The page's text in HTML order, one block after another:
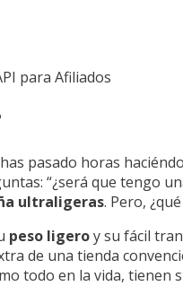
para Afiliados
pasado horas
“¿será que tengo
ultraligeras. Pero,
peso ligeroy su fácil
de una tienda
todo en la vida, tienen